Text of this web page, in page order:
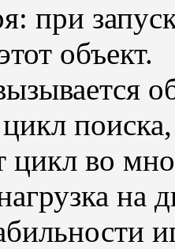
при
объект.
цикл во
на